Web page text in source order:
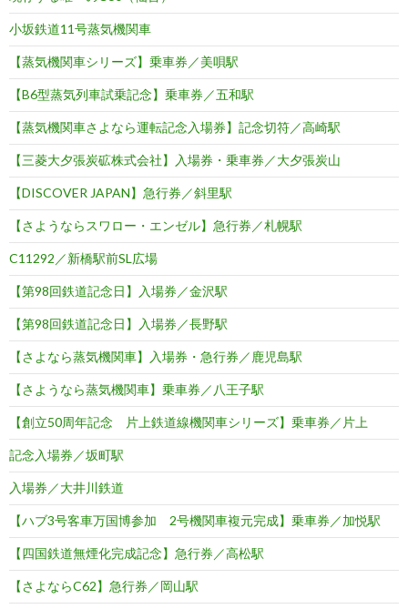
小坂鉄道11号蒸気機関車
【蒸気機関車シリーズ】乗車券／美唄駅
【B6型蒸気列車試乗記念】乗車券／五和駅
【蒸気機関車さよなら運転記念入場券】記念切符／高崎駅
【三菱大夕張炭砿株式会社】入場券・乗車券／大夕張炭山
【DISCOVER JAPAN】急行券／斜里駅
【さようならスワロー・エンゼル】急行券／札幌駅
C11292／新橋駅前SL広場
【第98回鉄道記念日】入場券／金沢駅
【第98回鉄道記念日】入場券／長野駅
【さよなら蒸気機関車】入場券・急行券／鹿児島駅
【さようなら蒸気機関車】乗車券／八王子駅
【創立50周年記念 片上鉄道線機関車シリーズ】乗車券／片上
記念入場券／坂町駅
入場券／大井川鉄道
【ハブ3号客車万国博参加 2号機関車複元完成】乗車券／加悦駅
【四国鉄道無煙化完成記念】急行券／高松駅
【さよならC62】急行券／岡山駅